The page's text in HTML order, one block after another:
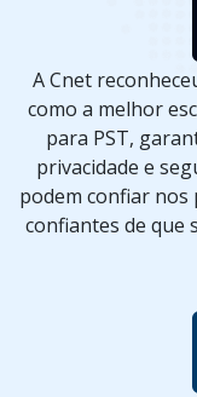
A Cnet
como a melhor
para PST,
privacidade e
podem confiar
confiantes de que